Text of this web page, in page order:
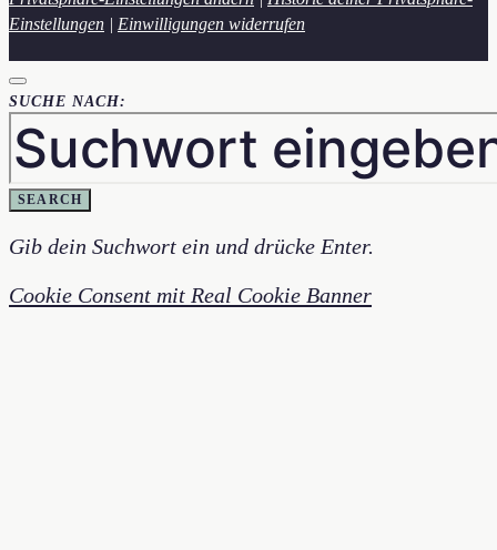
Einstellungen | Einwilligungen widerrufen
SUCHE NACH:
SEARCH
Gib dein Suchwort ein und drücke Enter.
Cookie Consent mit Real Cookie Banner